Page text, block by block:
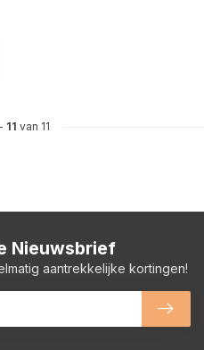
- 11 van 11
Nieuwsbrief
aantrekkelijke kortingen!